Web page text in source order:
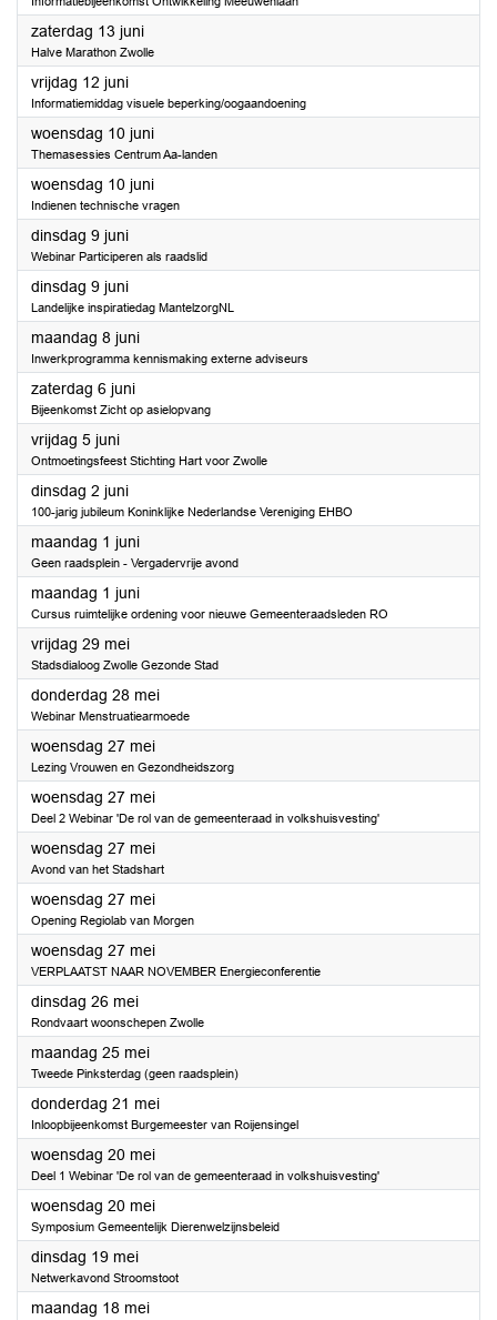
zaterdag 13 juni2026
Halve Marathon Zwolle
vrijdag 12 juni2026
Informatiemiddag visuele beperking/oogaandoening
woensdag 10 juni2026
Themasessies Centrum Aa-landen
woensdag 10 juni2026
Indienen technische vragen
dinsdag 9 juni2026
Webinar Participeren als raadslid
dinsdag 9 juni2026
Landelijke inspiratiedag MantelzorgNL
maandag 8 juni2026
Inwerkprogramma kennismaking externe adviseurs
zaterdag 6 juni2026
Bijeenkomst Zicht op asielopvang
vrijdag 5 juni2026
Ontmoetingsfeest Stichting Hart voor Zwolle
dinsdag 2 juni2026
100-jarig jubileum Koninklijke Nederlandse Vereniging EHBO
maandag 1 juni2026
Geen raadsplein - Vergadervrije avond
maandag 1 juni2026
Cursus ruimtelijke ordening voor nieuwe Gemeenteraadsleden RO
vrijdag 29 mei2026
Stadsdialoog Zwolle Gezonde Stad
donderdag 28 mei2026
Webinar Menstruatiearmoede
woensdag 27 mei2026
Lezing Vrouwen en Gezondheidszorg
woensdag 27 mei2026
Deel 2 Webinar 'De rol van de gemeenteraad in volkshuisvesting'
woensdag 27 mei2026
Avond van het Stadshart
woensdag 27 mei2026
Opening Regiolab van Morgen
woensdag 27 mei2026
VERPLAATST NAAR NOVEMBER Energieconferentie
dinsdag 26 mei2026
Rondvaart woonschepen Zwolle
maandag 25 mei2026
Tweede Pinksterdag (geen raadsplein)
donderdag 21 mei2026
Inloopbijeenkomst Burgemeester van Roijensingel
woensdag 20 mei2026
Deel 1 Webinar 'De rol van de gemeenteraad in volkshuisvesting'
woensdag 20 mei2026
Symposium Gemeentelijk Dierenwelzijnsbeleid
dinsdag 19 mei2026
Netwerkavond Stroomstoot
maandag 18 mei2026